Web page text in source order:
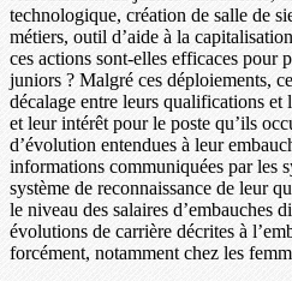
technologique, création de salle de
métiers, outil d’aide à la
ces actions sont-elles efficaces pour
juniors ? Malgré ces déploiements,
décalage entre leurs qualifications
et leur intérêt pour le poste qu’ils
d’évolution entendues à leur
informations communiquées par les
système de reconnaissance de leur
le niveau des salaires d’embauches
évolutions de carrière décrites à
forcément, notamment chez les